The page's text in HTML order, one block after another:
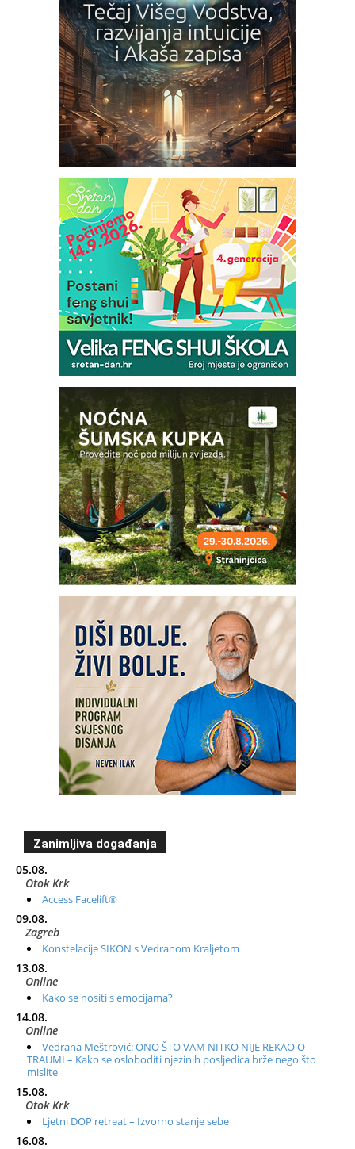
Zanimljiva događanja
05.08.
Otok Krk
Access Facelift®
09.08.
Zagreb
Konstelacije SIKON s Vedranom Kraljetom
13.08.
Online
Kako se nositi s emocijama?
14.08.
Online
Vedrana Meštrović: ONO ŠTO VAM NITKO NIJE REKAO O
TRAUMI – Kako se osloboditi njezinih posljedica brže nego što
mislite
15.08.
Otok Krk
Ljetni DOP retreat – Izvorno stanje sebe
16.08.